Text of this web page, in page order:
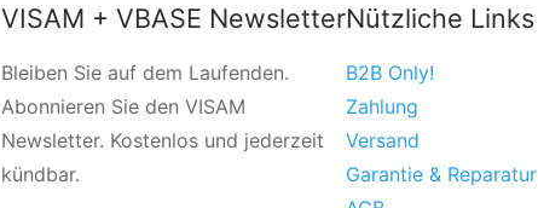
VISAM + VBASE Newsletter
Bleiben Sie auf dem Laufenden.
Abonnieren Sie den VISAM
Newsletter. Kostenlos und jederzeit
kündbar.
Nützliche Links
B2B Only!
Zahlung
Versand
Garantie & Reparatur